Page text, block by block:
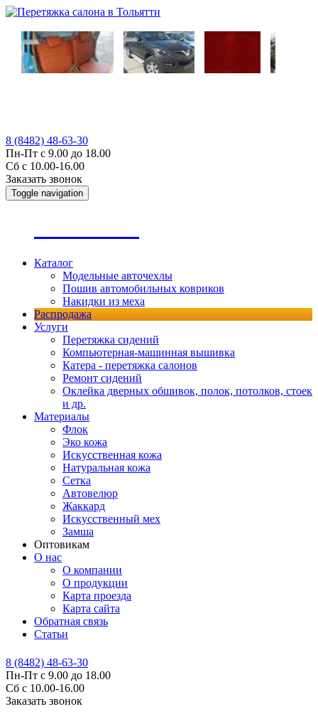
8 (8482) 48-63-30
Пн-Пт с 9.00 до 18.00
Сб с 10.00-16.00
Заказать звонок
Toggle navigation
Каталог
Модельные авточехлы
Пошив автомобильных ковриков
Накидки из меха
Распродажа
Услуги
Перетяжка сидений
Компьютерная-машинная вышивка
Катера - перетяжка салонов
Ремонт сидений
Оклейка дверных обшивок, полок, потолков, стоек
и др.
Материалы
Флок
Эко кожа
Искусственная кожа
Натуральная кожа
Сетка
Автовелюр
Жаккард
Искусственный мех
Замша
Оптовикам
О нас
О компании
О продукции
Карта проезда
Карта сайта
Обратная связь
Статьи
8 (8482) 48-63-30
Пн-Пт с 9.00 до 18.00
Сб с 10.00-16.00
Заказать звонок